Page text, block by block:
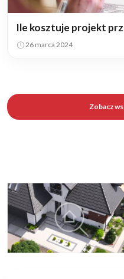
Ile kosztuje projekt
26 marca 2024
Zobacz